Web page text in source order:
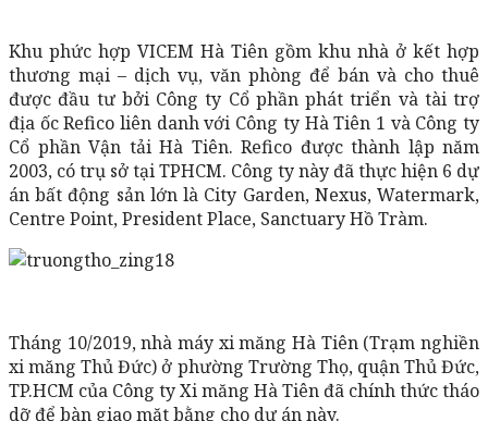
Khu phức hợp VICEM Hà Tiên gồm khu nhà ở kết hợp
thương mại – dịch vụ, văn phòng để bán và cho thuê
được đầu tư bởi Công ty Cổ phần phát triển và tài trợ
địa ốc Refico liên danh với Công ty Hà Tiên 1 và Công ty
Cổ phần Vận tải Hà Tiên. Refico được thành lập năm
2003, có trụ sở tại TPHCM. Công ty này đã thực hiện 6 dự
án bất động sản lớn là City Garden, Nexus, Watermark,
Centre Point, President Place, Sanctuary Hồ Tràm.
Tháng 10/2019, nhà máy xi măng Hà Tiên (Trạm nghiền
xi măng Thủ Đức) ở phường Trường Thọ, quận Thủ Đức,
TP.HCM của Công ty Xi măng Hà Tiên đã chính thức tháo
dỡ để bàn giao mặt bằng cho dự án này.